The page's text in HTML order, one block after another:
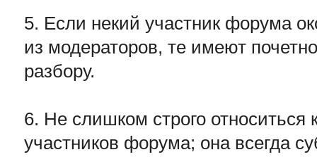
5. Если некий участник форума
из модераторов, те имеют
разбору.
6. Не слишком строго относиться
участников форума; она всегда